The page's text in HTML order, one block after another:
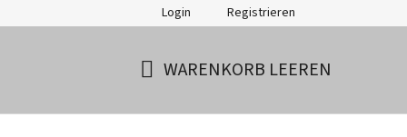
Login Registrieren
WARENKORB LEEREN